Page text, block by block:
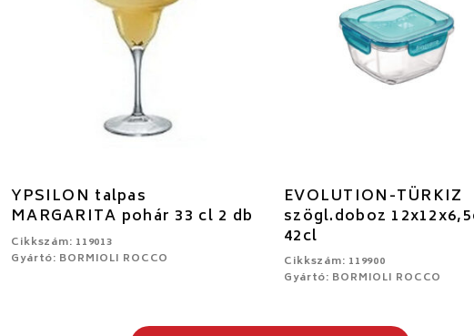
YPSILON talpas
MARGARITA pohár 33 cl 2 db
Cikkszám: 119013
Gyártó: BORMIOLI ROCCO
EVOLUTION-TÜRKIZ
szögl.doboz
42cl
Cikkszám: 119900
Gyártó: BORMIOLI ROCCO